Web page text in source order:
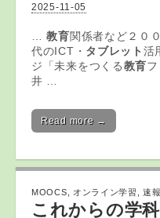
2025-11-05
…教育関係者など２０
代のICT・ タブレット 活
ジ「未来をつくる教育
井 …
Read more →
MOOCS オンライン学習 ,速報
これからの学